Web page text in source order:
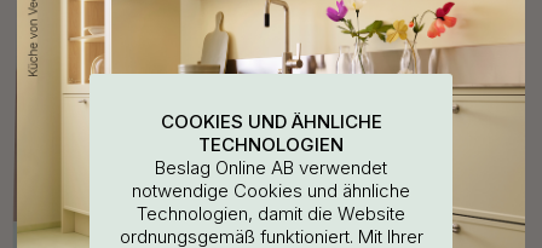
COOKIES UND ÄHNLICHE
TECHNOLOGIEN
Beslag Online AB verwendet
notwendige Cookies und ähnliche
Technologien, damit die Website
ordnungsgemäß funktioniert. Mit Ihrer